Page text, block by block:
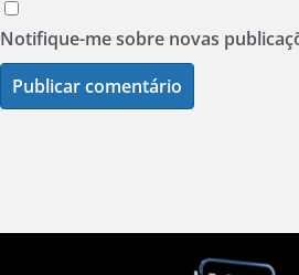
Notifique-me sobre novas